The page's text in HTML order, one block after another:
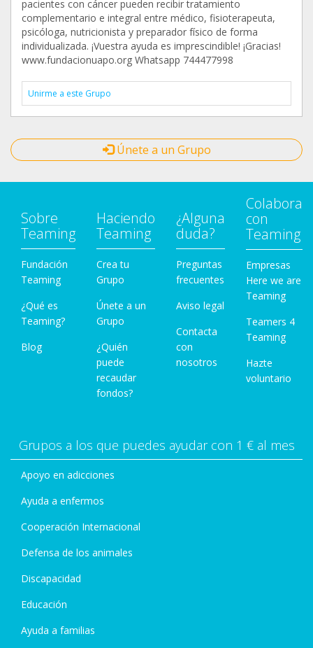
pacientes con cáncer pueden recibir tratamiento
complementario e integral entre médico, fisioterapeuta,
psicóloga, nutricionista y preparador físico de forma
individualizada. ¡Vuestra ayuda es imprescindible! ¡Gracias!
www.fundacionuapo.org Whatsapp 744477998
Unirme a este Grupo
Únete a un Grupo
Sobre
Teaming
Fundación
Teaming
¿Qué es
Teaming?
Blog
Haciendo
Teaming
Crea tu
Grupo
Únete a un
Grupo
¿Quién
puede
recaudar
fondos?
¿Alguna
duda?
Preguntas
frecuentes
Aviso legal
Contacta
con
nosotros
Colabora
con
Teaming
Empresas
Here we are
Teaming
Teamers 4
Teaming
Hazte
voluntario
Grupos a los que puedes ayudar con 1 € al mes
Apoyo en adicciones
Ayuda a enfermos
Cooperación Internacional
Defensa de los animales
Discapacidad
Educación
Ayuda a familias